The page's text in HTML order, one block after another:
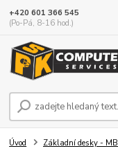
+420 601 366 545
(Po-Pá, 8-16 hod.)
Úvod Základní desky - MB